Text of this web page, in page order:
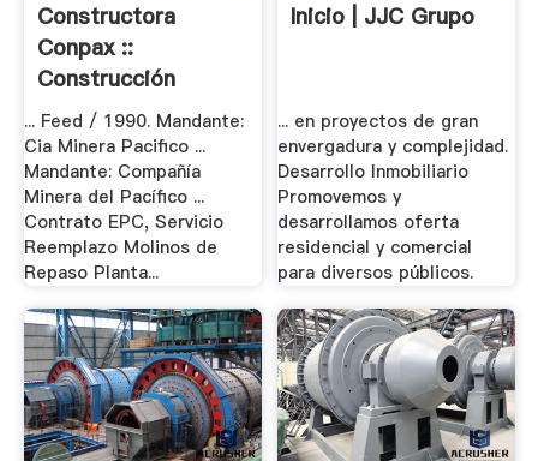
Constructora
Conpax ::
Construcción
Montajes
... Feed / 1990. Mandante:
Cia Minera Pacifico ...
Mandante: Compañía
Minera del Pacífico ...
Contrato EPC, Servicio
Reemplazo Molinos de
Repaso Planta...
Inicio | JJC Grupo
... en proyectos de gran
envergadura y complejidad.
Desarrollo Inmobiliario
Promovemos y
desarrollamos oferta
residencial y comercial
para diversos públicos.